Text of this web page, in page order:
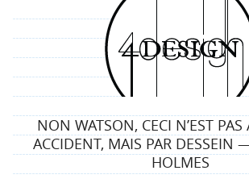
NON WATSON, CECI N’EST PAS
ACCIDENT, MAIS PAR DESSEIN
HOLMES